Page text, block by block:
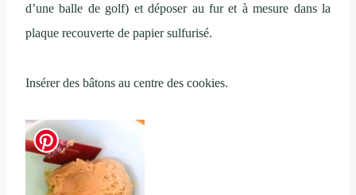
d’une balle de golf) et déposer au fur et à mesure dans la
plaque recouverte de papier sulfurisé.
Insérer des bâtons au centre des cookies.